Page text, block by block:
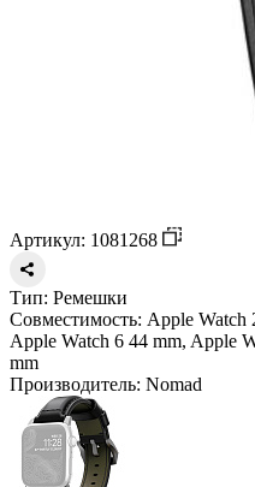
Артикул: 1081268
Тип: Ремешки
Совместимость: Apple Watch
Apple Watch 6 44 mm, Apple
mm
Производитель: Nomad